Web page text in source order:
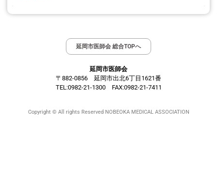
延岡市医師会 総合TOPへ
延岡市医師会
〒882-0856 延岡市出北6丁目1621番
TEL:0982-21-1300 FAX:0982-21-7411
Copyright © All rights Reserved NOBEOKA MEDICAL ASSOCIATION